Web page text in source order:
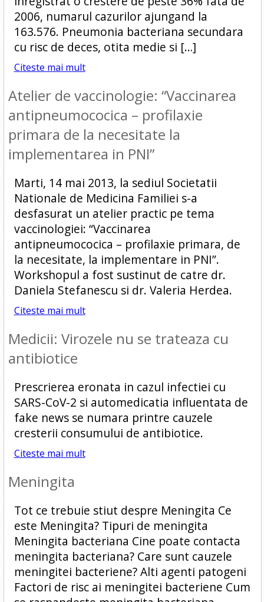
2006, numarul cazurilor ajungand la
163.576. Pneumonia bacteriana secundara
cu risc de deces, otita medie si […]
Citeste mai mult
Atelier de vaccinologie: “Vaccinarea
antipneumococica – profilaxie
primara de la necesitate la
implementarea in PNI”
Marti, 14 mai 2013, la sediul Societatii
Nationale de Medicina Familiei s-a
desfasurat un atelier practic pe tema
vaccinologiei: “Vaccinarea
antipneumococica – profilaxie primara, de
la necesitate, la implementare in PNI”.
Workshopul a fost sustinut de catre dr.
Daniela Stefanescu si dr. Valeria Herdea.
Citeste mai mult
Medicii: Virozele nu se trateaza cu
antibiotice
Prescrierea eronata in cazul infectiei cu
SARS-CoV-2 si automedicatia influentata de
fake news se numara printre cauzele
cresterii consumului de antibiotice.
Citeste mai mult
Meningita
Tot ce trebuie stiut despre Meningita Ce
este Meningita? Tipuri de meningita
Meningita bacteriana Cine poate contacta
meningita bacteriana? Care sunt cauzele
meningitei bacteriene? Alti agenti patogeni
Factori de risc ai meningitei bacteriene Cum